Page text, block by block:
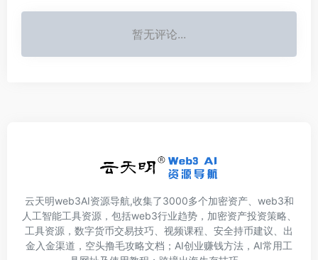
暂无评论...
云天明web3AI资源导航,收集了3000多个加密资产、web3和
人工智能工具资源，包括web3行业趋势，加密资产投资策略、
工具资源，数字货币交易技巧、视频课程、安全持币建议、出
金入金渠道，空头撸毛攻略文档；AI创业赚钱方法，AI常用工